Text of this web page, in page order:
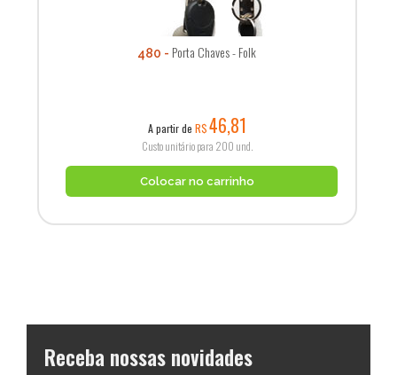
480 Porta Chaves - Folk
A partir de R$46,81
Custo unitário para 200 und.
Colocar no carrinho
Receba nossas novidades